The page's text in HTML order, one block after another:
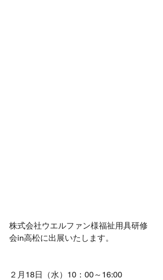
株式会社ウエルファン様福祉用具研修
会in高松に出展いたします。
２月18日（水）10：00～16:00